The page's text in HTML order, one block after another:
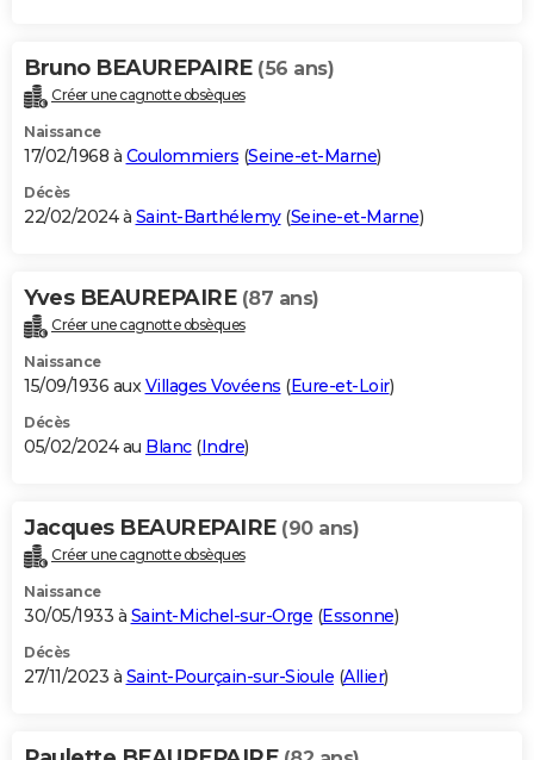
Bruno BEAUREPAIRE (56 ans)
Créer une cagnotte obsèques
Naissance
17/02/1968 à Coulommiers (Seine-et-Marne)
Décès
22/02/2024 à Saint-Barthélemy(Seine-et-Marne)
Yves BEAUREPAIRE (87 ans)
Créer une cagnotte obsèques
Naissance
15/09/1936 auxVillages Vovéens (Eure-et-Loir)
Décès
05/02/2024 au Blanc(Indre)
Jacques BEAUREPAIRE (90 ans)
Créer une cagnotte obsèques
Naissance
30/05/1933 à Saint-Michel-sur-Orge (Essonne)
Décès
27/11/2023 à Saint-Pourçain-sur-Sioule (Allier)